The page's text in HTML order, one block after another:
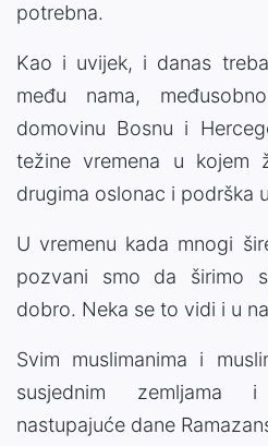
potrebna.
Kao i uvijek, i danas
među nama,
domovinu Bosnu i
težine vremena u kojem
drugima oslonac i podrška
U vremenu kada mnogi
pozvani smo da širimo
dobro. Neka se to vidi i u
Svim muslimanima i
susjednim zemljama
nastupajuće dane